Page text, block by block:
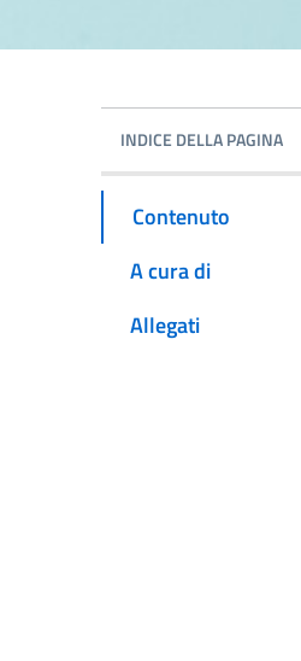
INDICE DELLA PAGINA
Contenuto
A cura di
Allegati